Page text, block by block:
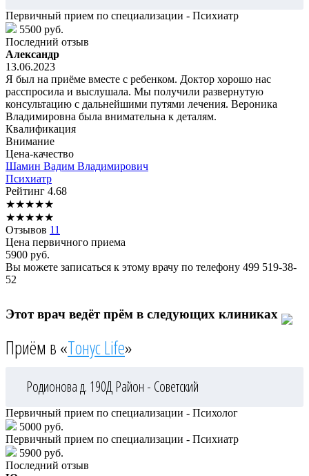
Первичный прием по специализации - Психиатр
5500 руб.
Последний отзыв
Александр
13.06.2023
Я был на приёме вместе с ребенком. Доктор хорошо нас
расспросила и выслушала. Мы получили развернутую
консультацию с дальнейшими путями лечения. Вероника
Владимировна была внимательна к деталям.
Квалификация
Внимание
Цена-качество
Шамин Вадим Владимирович
Психиатр
Рейтинг 4.68
★★★★★
★★★★★
Отзывов 11
Цена первичного приема
5900 руб.
Вы можете записаться к этому врачу по телефону 499 519-38-
52
Этот врач ведёт прём в следующих клиниках
Приём в «Тонус Life»
Родионова д. 190Д Район - Советский
Первичный прием по специализации - Психолог
5000 руб.
Первичный прием по специализации - Психиатр
5900 руб.
Последний отзыв